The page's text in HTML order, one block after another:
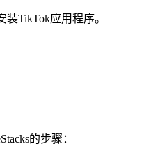
装TikTok应用程序。
的步骤：